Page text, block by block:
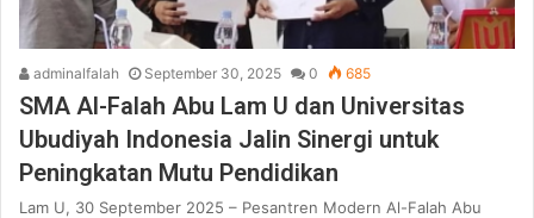
adminalfalah September 30, 2025 0 685
SMA Al-Falah Abu Lam U dan Universitas
Ubudiyah Indonesia Jalin Sinergi untuk
Peningkatan Mutu Pendidikan
Lam U, 30 September 2025 – Pesantren Modern Al-Falah Abu